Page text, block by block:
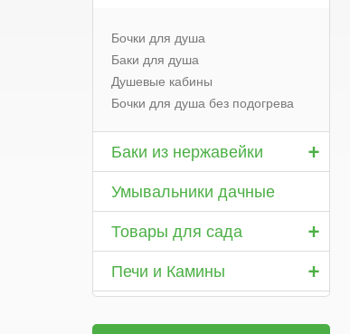
Бочки для душа
Баки для душа
Душевые кабины
Бочки для душа без подогрева
+
Баки из нержавейки
Умывальники дачные
+
Товары для сада
+
Печи и Камины